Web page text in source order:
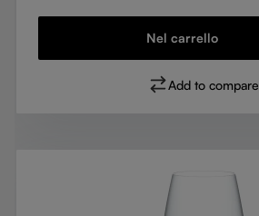
Nel carrello
Add to compare